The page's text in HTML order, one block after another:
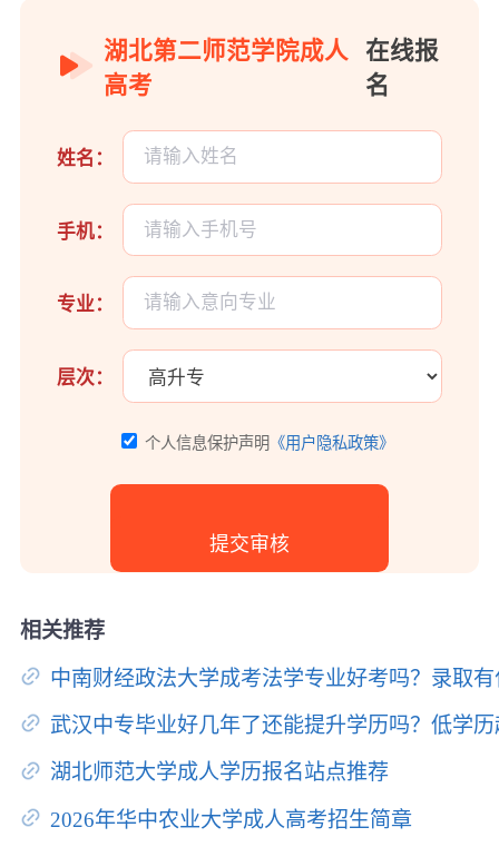
湖北第二师范学院成人
高考
在线报
名
姓名：
手机：
专业：
层次：
个人信息保护声明 《用户隐私政策》
相关推荐
中南财经政法大学成考法学专业好考吗？录取
武汉中专毕业好几年了还能提升学历吗？低学
湖北师范大学成人学历报名站点推荐
2026年华中农业大学成人高考招生简章